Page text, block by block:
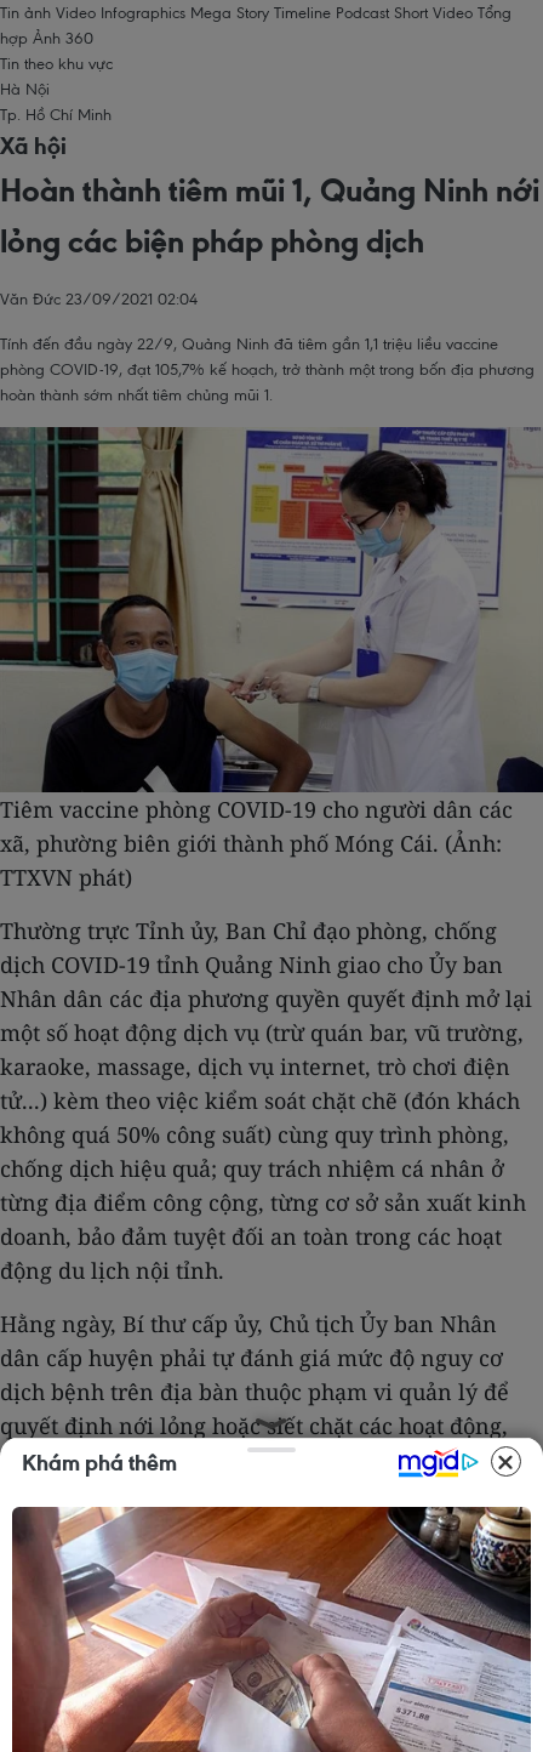
Tin ảnh Video Infographics Mega Story Timeline Podcast Short Video Tổng
hợp Ảnh 360
Tin theo khu vực
Hà Nội
Tp. Hồ Chí Minh
Xã hội
Hoàn thành tiêm mũi 1, Quảng Ninh nới
lỏng các biện pháp phòng dịch
Văn Đức 23/09/2021 02:04
Tính đến đầu ngày 22/9, Quảng Ninh đã tiêm gần 1,1 triệu liều vaccine
phòng COVID-19, đạt 105,7% kế hoạch, trở thành một trong bốn địa phương
hoàn thành sớm nhất tiêm chủng mũi 1.
Tiêm vaccine phòng COVID-19 cho người dân các
xã, phường biên giới thành phố Móng Cái. (Ảnh:
TTXVN phát)
Thường trực Tỉnh ủy, Ban Chỉ đạo phòng, chống
dịch COVID-19 tỉnh Quảng Ninh giao cho Ủy ban
Nhân dân các địa phương quyền quyết định mở lại
một số hoạt động dịch vụ (trừ quán bar, vũ trường,
karaoke, massage, dịch vụ internet, trò chơi điện
tử...) kèm theo việc kiểm soát chặt chẽ (đón khách
không quá 50% công suất) cùng quy trình phòng,
chống dịch hiệu quả; quy trách nhiệm cá nhân ở
từng địa điểm công cộng, từng cơ sở sản xuất kinh
doanh, bảo đảm tuyệt đối an toàn trong các hoạt
động du lịch nội tỉnh.
Hằng ngày, Bí thư cấp ủy, Chủ tịch Ủy ban Nhân
dân cấp huyện phải tự đánh giá mức độ nguy cơ
dịch bệnh trên địa bàn thuộc phạm vi quản lý để
quyết định nới lỏng hoặc siết chặt các hoạt động,
loại hình kinh doanh dịch vụ phù hợp với tình hình,
cầu chung về phòng, chống dịch và chịu trách
nhiệm trước Ban Thường vụ Tỉnh ủy, Ban Chỉ đạo
cấp tỉnh về các quyết định của mình.
Quảng Ninh cho phép người dân địa phương đã
tiêm đủ 2 mũi vaccine có nhu cầu ra khỏi tỉnh cần
có xét nghiệm RT-PCR với kết quả âm tính trong
Khám phá thêm